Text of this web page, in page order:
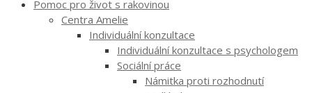
Pomoc pro život s rakovinou
Centra Amelie
Individuální konzultace
Individuální konzultace s psychologem
Sociální práce
Námitka proti rozhodnutí